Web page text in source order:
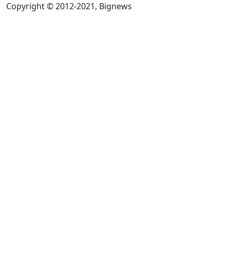
Copyright © 2012-2021, Bignews